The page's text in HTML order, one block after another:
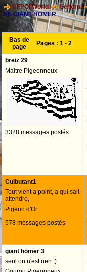
CFPOI World General
DE GIANT HOMER
Bas de
page
Pages : 1 - 2
breiz 29
Maitre Pigeonneux
3328 messages postés
Culbutant1
Tout vient a point, a qui sait
attendre,
Pigeon d'Or
578 messages postés
giant homer 3
seul on n'est rien ;)